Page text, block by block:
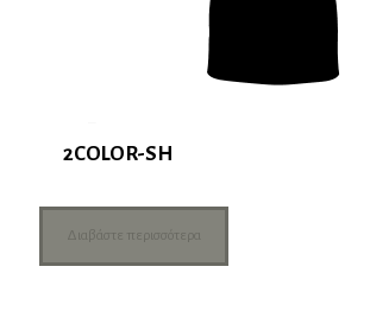
2COLOR-SH
Διαβάστε περισσότερα